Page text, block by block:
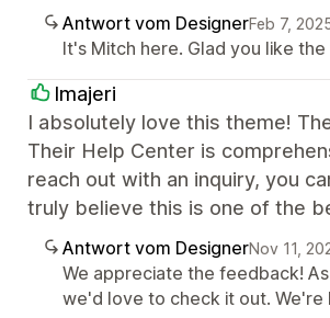
Antwort vom DesignerFeb 7,
It's Mitch here. Glad you like
Imajeri
I absolutely love this theme!
Their Help Center is
reach out with an inquiry, you
truly believe this is one of the
Antwort vom DesignerNov 11,
We appreciate the feedback!
we'd love to check it out.